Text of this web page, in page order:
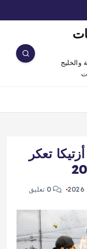
والخليج
تعكر
0 تعليق